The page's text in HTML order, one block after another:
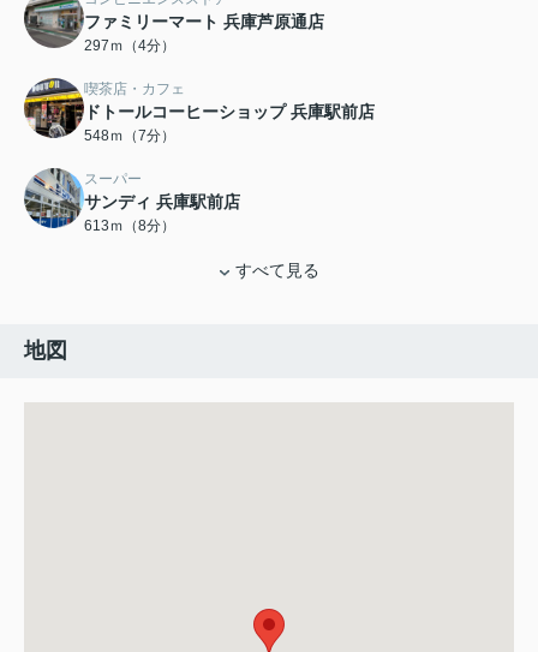
ファミリーマート 兵庫芦原通店
297ｍ（4分）
喫茶店・カフェ
ドトールコーヒーショップ 兵庫駅前店
548ｍ（7分）
スーパー
サンディ 兵庫駅前店
613ｍ（8分）
すべて見る
地図